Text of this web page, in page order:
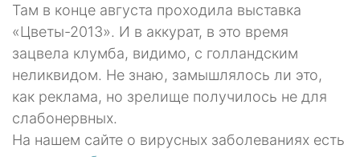
Там в конце августа проходила выставка
«Цветы-2013». И в аккурат, в это время
зацвела клумба, видимо, с голландским
неликвидом. Не знаю, замышлялось ли это,
как реклама, но зрелище получилось не для
слабонервных.
На нашем сайте о вирусных заболеваниях есть